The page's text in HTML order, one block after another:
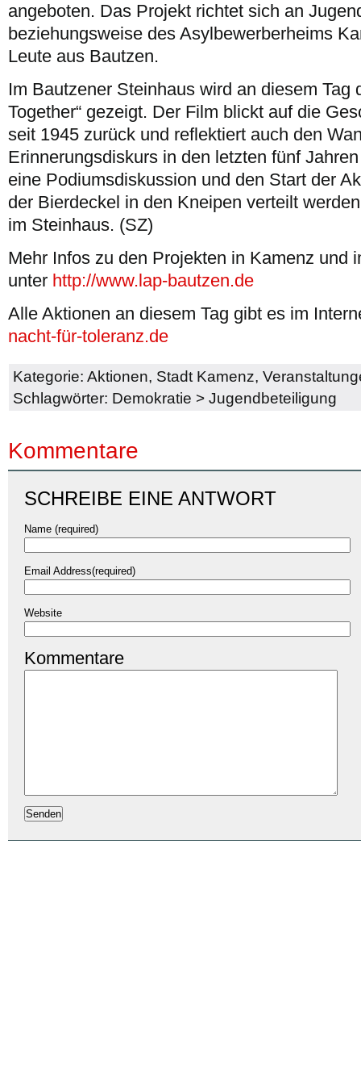
angeboten. Das Projekt richtet sich an
beziehungsweise des Asylbewerberheims
Leute aus Bautzen.
Im Bautzener Steinhaus wird an diesem Tag
Together“ gezeigt. Der Film blickt auf die
seit 1945 zurück und reflektiert auch den
Erinnerungsdiskurs in den letzten fünf
eine Podiumsdiskussion und den Start der
der Bierdeckel in den Kneipen verteilt
im Steinhaus. (SZ)
Mehr Infos zu den Projekten in Kamenz und
unter http://www.lap-bautzen.de
Alle Aktionen an diesem Tag gibt es im
nacht-für-toleranz.de
Kategorie: Aktionen, Stadt Kamenz,
Schlagwörter: Demokratie > Jugendbeteiligung
Kommentare
SCHREIBE EINE ANTWORT
Name (required)
Email Address(required)
Website
Kommentare